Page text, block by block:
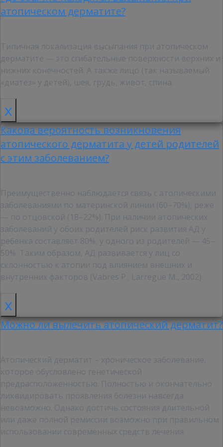
атопическом дерматите?
Типичная локализация высыпания при атопическом
дерматите — это сгибательные поверхности верхних и
нижних конечностей. А также лицо (так называемый
«диатез» у детей), шея, грудь, живот, спина.
x
Какова вероятность возникновения
атопического дерматита у детей родителей
с этим заболеванием?
Преимущественно наблюдается связь с атопическими
заболеваниями по материнской линии (60–70%), реже
— по отцовской (18–22%). При наличии атопических
заболеваний у обоих родителей риск развития АД у
ребенка составляет 80%, у одного из родителей — 45–
50%. Таким образом, АД развивается у лиц со
склонностью к атопии под влиянием внешних и
внутренних факторов (Vabres P., Larregue M., 2002).
x
Можно ли вылечить атопический дерматит?
Атопический дерматит – хроническое заболевание,
которое обусловлено генетической
предрасположенностью. Полностью и окончательно
ликвидировать проявления болезни навсегда
невозможно. Однако достичь состояния длительной
или даже полной ремиссии возможно при правильном
использовании современных средств лечения.